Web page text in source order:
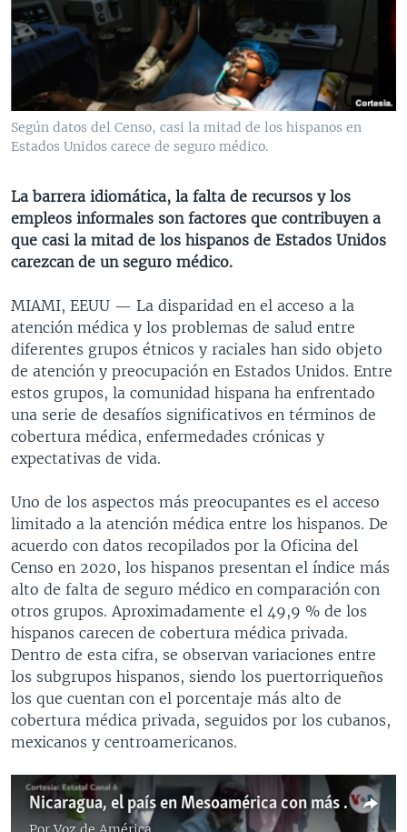
VENEZUELA
BRASIL
NICARAGUA
ECONOMÍA
ENTRETENIMIENTO Y CULTURA
DEPORTES
CIENCIA Y SALUD
MULTIMEDIA
VIDEOS
AUDIOS
PROGRAMAS TV
EL MUNDO AL DÍA
FORO INTERAMERICANO
VISIÓN 360
PANORAMA
AVANCE INFORMATIVO
AUDIONOTICIAS
ESTADOS UNIDOS AL DÍA
EL MUNDO AL DÍA [RADIO]
DEPORTIVO INTERNACIONAL
NOTA ECONÓMICA
ENTRETENIMIENTO
DIRECT
DOCUMENTALES DE LA VOA
Learning English
SÍGANOS
Idiomas
Según datos del Censo, casi la mitad de los hispanos en
Estados Unidos carece de seguro médico.
La barrera idiomática, la falta de recursos y los
empleos informales son factores que contribuyen a
que casi la mitad de los hispanos de Estados Unidos
carezcan de un seguro médico.
MIAMI, EEUU — La disparidad en el acceso a la
atención médica y los problemas de salud entre
diferentes grupos étnicos y raciales han sido objeto
de atención y preocupación en Estados Unidos. Entre
estos grupos, la comunidad hispana ha enfrentado
una serie de desafíos significativos en términos de
cobertura médica, enfermedades crónicas y
expectativas de vida.
Uno de los aspectos más preocupantes es el acceso
limitado a la atención médica entre los hispanos. De
acuerdo con datos recopilados por la Oficina del
Censo en 2020, los hispanos presentan el índice más
alto de falta de seguro médico en comparación con
otros grupos. Aproximadamente el 49,9 % de los
hispanos carecen de cobertura médica privada.
Dentro de esta cifra, se observan variaciones entre
los subgrupos hispanos, siendo los puertorriqueños
los que cuentan con el porcentaje más alto de
cobertura médica privada, seguidos por los cubanos,
mexicanos y centroamericanos.
Nicaragua, el país en Mesoamérica con más contagios de dengue